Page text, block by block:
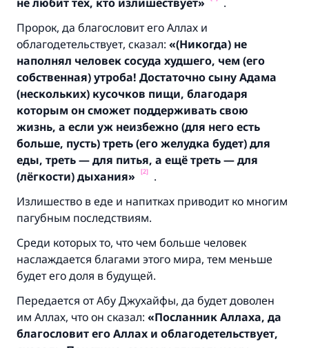
Пророк, да благословит его Аллах и
облагодетельствует, сказал: «(Никогда) не
наполнял человек сосуда худшего, чем (его
собственная)утроба! Достаточно сыну Адама
(нескольких) кусочков пищи, благодаря
которым он сможет поддерживать свою
жизнь, а если уж неизбежно (для него есть
больше, пусть) треть (его желудка будет) для
еды, треть — для питья, а ещё треть — для
(лёгкости) дыхания»
[2]
.
Излишество в еде и напитках приводит ко многим
пагубным последствиям.
Среди которых то, что чем больше человек
наслаждается благами этого мира, тем меньше
будет его доля в будущей.
Передается от Абу Джухайфы, да будет доволен
им Аллах, что он сказал: «Посланник Аллаха, да
благословит его Аллах и облагодетельствует,